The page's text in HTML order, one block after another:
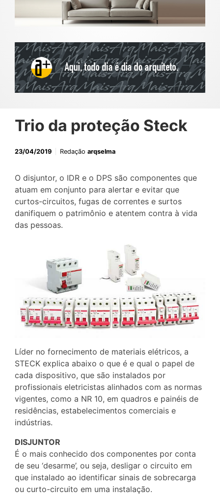
Trio da proteção Steck
23/04/2019 Redação arqselma
O disjuntor, o IDR e o DPS são componentes que
atuam em conjunto para alertar e evitar que
curtos-circuitos, fugas de correntes e surtos
danifiquem o patrimônio e atentem contra à vida
das pessoas.
Líder no fornecimento de materiais elétricos, a
STECK explica abaixo o que é e qual o papel de
cada dispositivo, que são instalados por
profissionais eletricistas alinhados com as normas
vigentes, como a NR 10, em quadros e painéis de
residências, estabelecimentos comerciais e
indústrias.
DISJUNTOR
É o mais conhecido dos componentes por conta
de seu ‘desarme’, ou seja, desligar o circuito em
que instalado ao identificar sinais de sobrecarga
ou curto-circuito em uma instalação.